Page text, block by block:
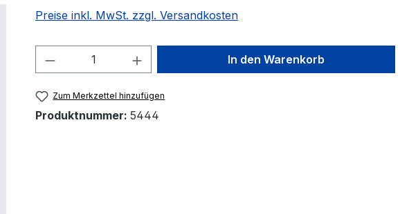
Preise inkl. MwSt. zzgl. Versandkosten
Produkt Anzahl: Gib den gewünschten Wert
In den Warenkorb
Zum Merkzettel hinzufügen
Produktnummer: 5444